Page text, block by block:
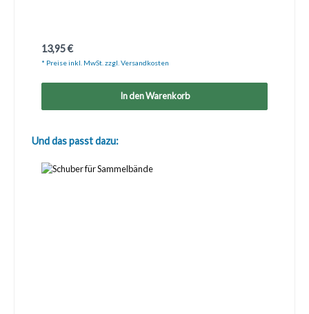
Regulärer Preis:
13,95 €
* Preise inkl. MwSt. zzgl. Versandkosten
In den Warenkorb
Produktgalerie überspringen
Und das passt dazu: